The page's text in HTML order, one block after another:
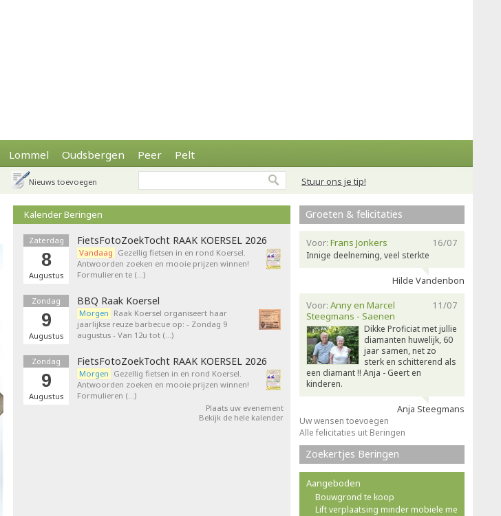
Lommel Oudsbergen Peer Pelt
Stuur ons je tip!
Nieuws toevoegen
Kalender Beringen
Zaterdag
8
Augustus
FietsFotoZoekTocht RAAK KOERSEL 2026
Vandaag Gezellig fietsen in en rond Koersel.
Antwoorden zoeken en mooie prijzen winnen!
Formulieren te (…)
Zondag
9
Augustus
BBQ Raak Koersel
Morgen Raak Koersel organiseert haar
jaarlijkse reuze barbecue op: - Zondag 9
augustus - Van 12u tot (…)
Zondag
9
Augustus
FietsFotoZoekTocht RAAK KOERSEL 2026
Morgen Gezellig fietsen in en rond Koersel.
Antwoorden zoeken en mooie prijzen winnen!
Formulieren (…)
Plaats uw evenement
Bekijk de hele kalender
Groeten & felicitaties
16/07
Voor: Frans Jonkers
Innige deelneming, veel sterkte
Hilde Vandenbon
11/07
Voor: Anny en Marcel
Steegmans - Saenen
Dikke Proficiat met jullie
diamanten huwelijk, 60
jaar samen, net zo
sterk en schitterend als
een diamant !! Anja - Geert en
kinderen.
Anja Steegmans
Uw wensen toevoegen
Alle felicitaties uit Beringen
Zoekertjes Beringen
Aangeboden
Bouwgrond te koop
Lift verplaatsing minder mobiele me